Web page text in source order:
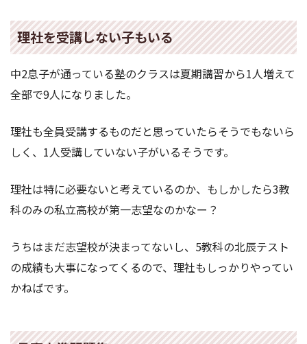
理社を受講しない子もいる
中2息子が通っている塾のクラスは夏期講習から1人増えて
全部で9人になりました。
理社も全員受講するものだと思っていたらそうでもないら
しく、1人受講していない子がいるそうです。
理社は特に必要ないと考えているのか、もしかしたら3教
科のみの私立高校が第一志望なのかなー？
うちはまだ志望校が決まってないし、5教科の北辰テスト
の成績も大事になってくるので、理社もしっかりやってい
かねばです。